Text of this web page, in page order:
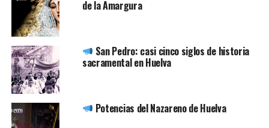
de la Amargura
San Pedro: casi cinco siglos de historia
sacramental en Huelva
Potencias del Nazareno de Huelva